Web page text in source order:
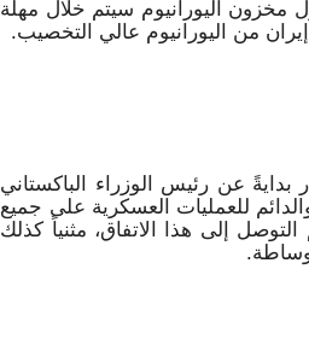
اليورانيوم سيتم خلال مهلة
من اليورانيوم عالي التخصيب.
عن رئيس الوزراء الباكستاني
للعمليات العسكرية على جميع
إلى هذا الاتفاق، مثنياً كذلك